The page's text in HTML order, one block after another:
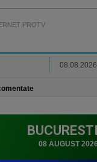
PROTV
08.08.2026